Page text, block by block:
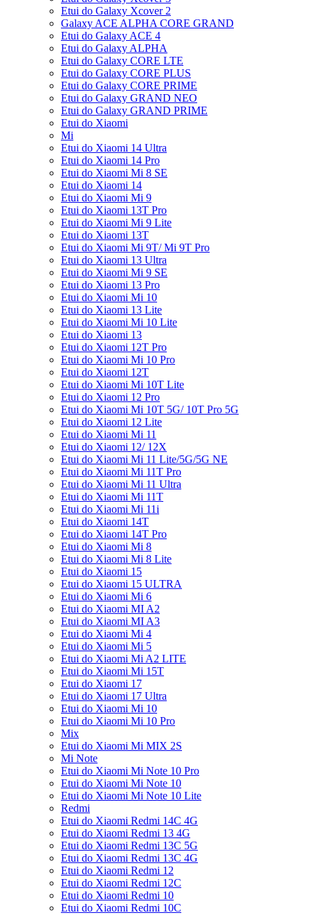
Etui do Galaxy Xcover 2
Galaxy ACE ALPHA CORE GRAND
Etui do Galaxy ACE 4
Etui do Galaxy ALPHA
Etui do Galaxy CORE LTE
Etui do Galaxy CORE PLUS
Etui do Galaxy CORE PRIME
Etui do Galaxy GRAND NEO
Etui do Galaxy GRAND PRIME
Etui do Xiaomi
Mi
Etui do Xiaomi 14 Ultra
Etui do Xiaomi 14 Pro
Etui do Xiaomi Mi 8 SE
Etui do Xiaomi 14
Etui do Xiaomi Mi 9
Etui do Xiaomi 13T Pro
Etui do Xiaomi Mi 9 Lite
Etui do Xiaomi 13T
Etui do Xiaomi Mi 9T/ Mi 9T Pro
Etui do Xiaomi 13 Ultra
Etui do Xiaomi Mi 9 SE
Etui do Xiaomi 13 Pro
Etui do Xiaomi Mi 10
Etui do Xiaomi 13 Lite
Etui do Xiaomi Mi 10 Lite
Etui do Xiaomi 13
Etui do Xiaomi 12T Pro
Etui do Xiaomi Mi 10 Pro
Etui do Xiaomi 12T
Etui do Xiaomi Mi 10T Lite
Etui do Xiaomi 12 Pro
Etui do Xiaomi Mi 10T 5G/ 10T Pro 5G
Etui do Xiaomi 12 Lite
Etui do Xiaomi Mi 11
Etui do Xiaomi 12/ 12X
Etui do Xiaomi Mi 11 Lite/5G/5G NE
Etui do Xiaomi Mi 11T Pro
Etui do Xiaomi Mi 11 Ultra
Etui do Xiaomi Mi 11T
Etui do Xiaomi Mi 11i
Etui do Xiaomi 14T
Etui do Xiaomi 14T Pro
Etui do Xiaomi Mi 8
Etui do Xiaomi Mi 8 Lite
Etui do Xiaomi 15
Etui do Xiaomi 15 ULTRA
Etui do Xiaomi Mi 6
Etui do Xiaomi MI A2
Etui do Xiaomi MI A3
Etui do Xiaomi Mi 4
Etui do Xiaomi Mi 5
Etui do Xiaomi Mi A2 LITE
Etui do Xiaomi Mi 15T
Etui do Xiaomi 17
Etui do Xiaomi 17 Ultra
Etui do Xiaomi Mi 10
Etui do Xiaomi Mi 10 Pro
Mix
Etui do Xiaomi Mi MIX 2S
Mi Note
Etui do Xiaomi Mi Note 10 Pro
Etui do Xiaomi Mi Note 10
Etui do Xiaomi Mi Note 10 Lite
Redmi
Etui do Xiaomi Redmi 14C 4G
Etui do Xiaomi Redmi 13 4G
Etui do Xiaomi Redmi 13C 5G
Etui do Xiaomi Redmi 13C 4G
Etui do Xiaomi Redmi 12
Etui do Xiaomi Redmi 12C
Etui do Xiaomi Redmi 10
Etui do Xiaomi Redmi 10C